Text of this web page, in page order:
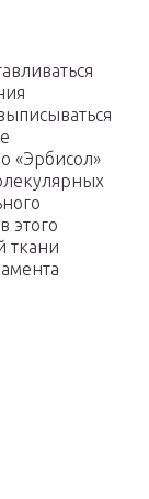
«Эрбисол»
этого
ткани